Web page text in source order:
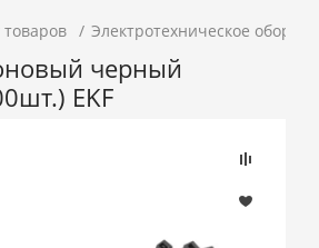
товаров Электротехническое
черный
EKF